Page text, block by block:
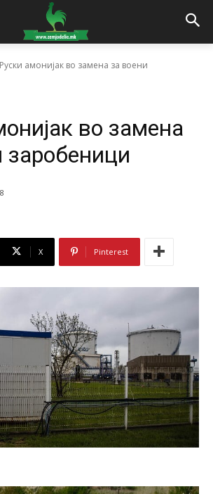
Руски амонијак во замена за воени
во замена
заробеници
X Pinterest